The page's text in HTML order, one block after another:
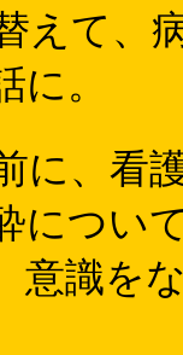
えて、
に。
に、看
につい
意識を